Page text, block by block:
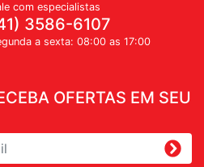
OFERTAS EM SEU
com especialistas
3586-6107
a sexta: 08:00 as 17:00